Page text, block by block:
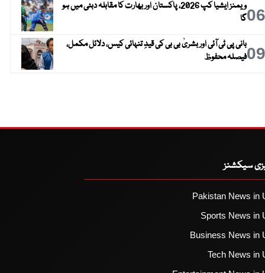
06
ویمنز ایشیا کپ 2026، پاکستان اور بھارت کا مقابلہ دبئی میں ہو
گا
09بانی پی ٹی آئی اور بشریٰ بی بی کی قیدِ تنہائی کیس، دلائل مکمل،
فیصلہ محفوظ
سیکشنز
Pakistan News in
Sports News in
Business News in
Tech News in